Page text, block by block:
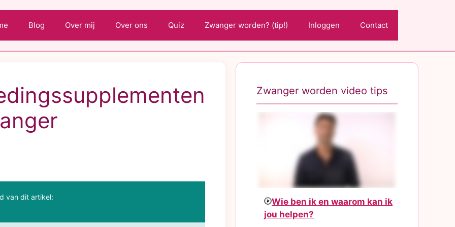
Blog Over mij Over ons Quiz Zwanger worden? (tip!) Inloggen Contact
van dit artikel:
Zwanger worden video tips
Wie ben ik en waarom kan ik
jou helpen?